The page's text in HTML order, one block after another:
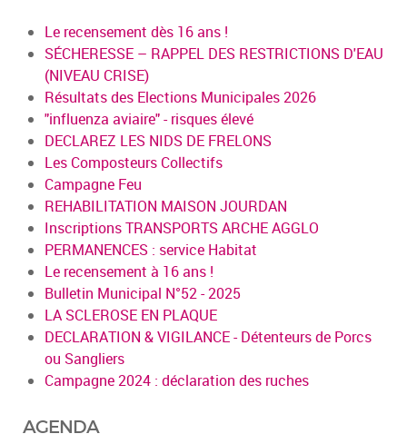
Le recensement dès 16 ans !
SÉCHERESSE – RAPPEL DES RESTRICTIONS D'EAU
(NIVEAU CRISE)
Résultats des Elections Municipales 2026
"influenza aviaire" - risques élevé
DECLAREZ LES NIDS DE FRELONS
Les Composteurs Collectifs
Campagne Feu
REHABILITATION MAISON JOURDAN
Inscriptions TRANSPORTS ARCHE AGGLO
PERMANENCES : service Habitat
Le recensement à 16 ans !
Bulletin Municipal N°52 - 2025
LA SCLEROSE EN PLAQUE
DECLARATION & VIGILANCE - Détenteurs de Porcs
ou Sangliers
Campagne 2024 : déclaration des ruches
AGENDA